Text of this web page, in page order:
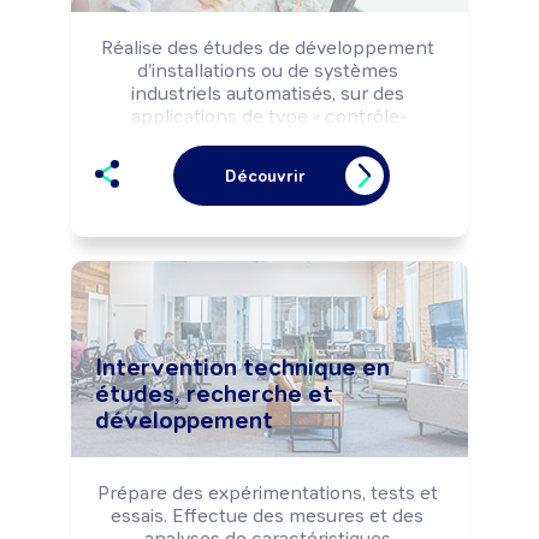
Réalise des études de développement
d'installations ou de systèmes
industriels automatisés, sur des
applications de type « contrôle-
faibles (automates programmables,
terminaux hommes-machines, ...) ou
courants forts (électronique de
Effectue des réglages, des mises au
point ou des mises en service
d'installations.
Peut modifier des équipements selon
l'évolution des normes.
Peut coordonner une équipe.
Découvrir
Intervention technique en
études, recherche et
développement
Prépare des expérimentations, tests et
essais. Effectue des mesures et des